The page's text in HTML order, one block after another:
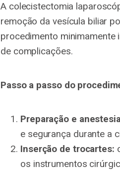
A colecistectomia
remoção da vesícula biliar
procedimento minimamente
de complicações.
Passo a passo do
Preparação e
e segurança durante a
Inserção de trocartes:
os instrumentos